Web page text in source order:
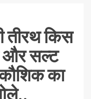
तीरथ किस
और सल्ट
का